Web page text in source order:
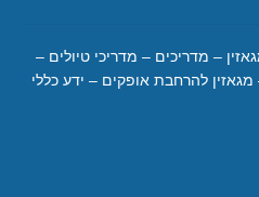
– מדריכים – מדריכי טיולים –
מגאזין להרחבת אופקים – ידע כללי